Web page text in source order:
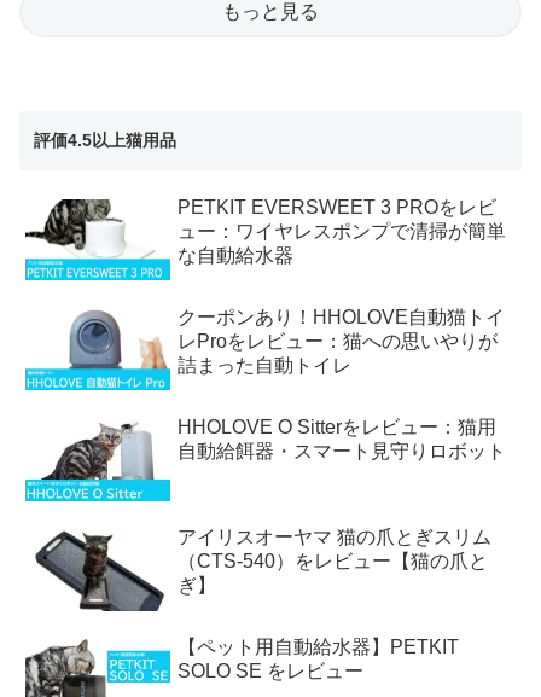
もっと見る
評価4.5以上猫用品
PETKIT EVERSWEET 3 PROをレビ
ュー：ワイヤレスポンプで清掃が簡単
な自動給水器
クーポンあり！HHOLOVE自動猫トイ
レProをレビュー：猫への思いやりが
詰まった自動トイレ
HHOLOVE O Sitterをレビュー：猫用
自動給餌器・スマート見守りロボット
アイリスオーヤマ 猫の爪とぎスリム
（CTS-540）をレビュー【猫の爪と
ぎ】
【ペット用自動給水器】PETKIT
SOLO SE をレビュー